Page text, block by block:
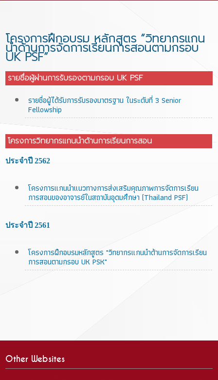
โครงการฝึกอบรม หลักสูตร “วิทยากรแกน
นำด้านการจัดการเรียนการสอนตามกรอบ
UK PSF”
รายชื่อผู้ผ่านการรับรองตามกรอบ UK PSF
รายชื่อผู้ได้รับการรับรองมาตรฐาน ในระดับที่ 3 Senior
Fellowship
โครงการวิทยากรแกนนำด้านการเรียนการสอน
ประจำปี 2562
โครงการแกนนำแนวทางการส่งเสริมคุณภาพการจัดการเรียน
การสอนของอาจารย์ในสถาบันอุดมศึกษา (Thailand PSF)
ประจำปี 2561
โครงการฝึกอบรมหลักสูตร "วิทยากรแกนนำด้านการจัดการเรียน
การสอนตามกรอบ UK PSK"
Other Websites